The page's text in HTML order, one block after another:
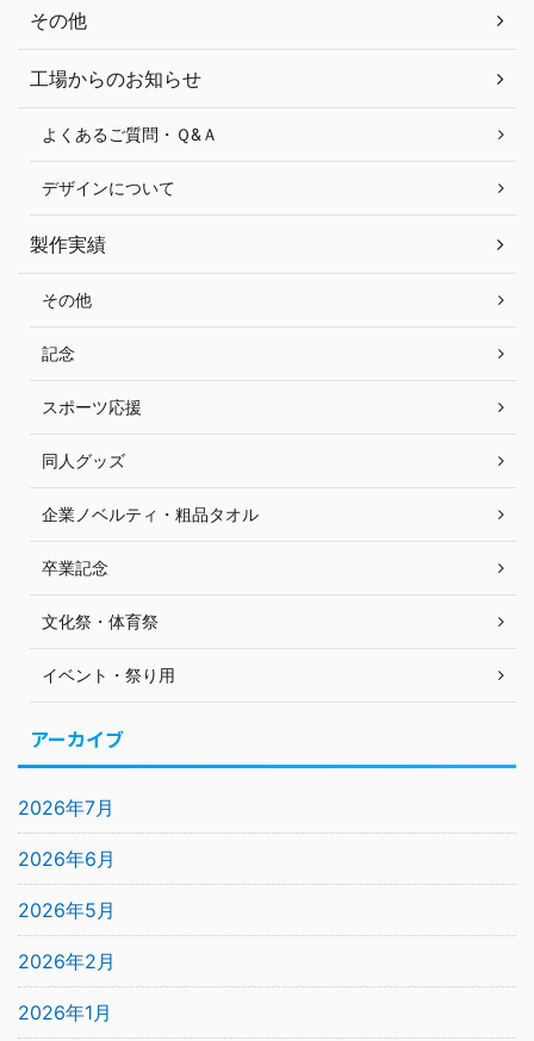
その他
工場からのお知らせ
よくあるご質問・Ｑ&Ａ
デザインについて
製作実績
その他
記念
スポーツ応援
同人グッズ
企業ノベルティ・粗品タオル
卒業記念
文化祭・体育祭
イベント・祭り用
アーカイブ
2026年7月
2026年6月
2026年5月
2026年2月
2026年1月